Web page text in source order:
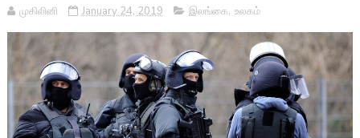
முகிலினி January 24, 2019 இலங்கை, உலகம்